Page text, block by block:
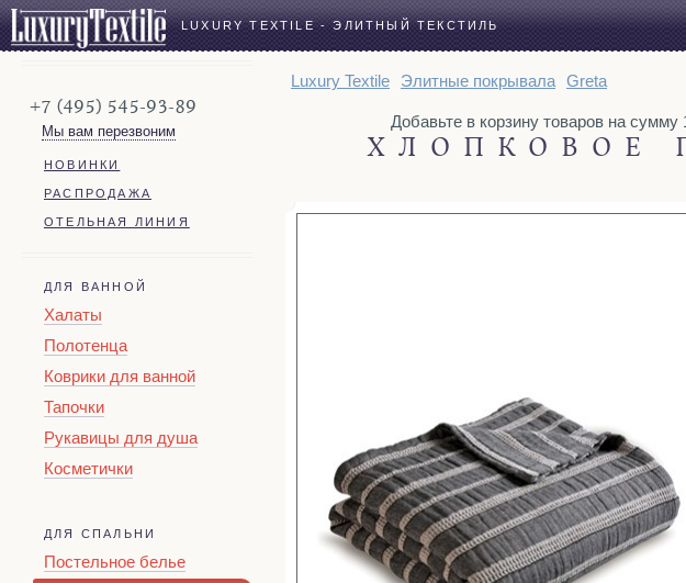
LUXURY TEXTILE - ЭЛИТНЫЙ ТЕКСТИЛЬ
+7 (495) 545-93-89
Мы вам перезвоним
НОВИНКИ
РАСПРОДАЖА
ОТЕЛЬНАЯ ЛИНИЯ
ДЛЯ ВАННОЙ
Халаты
Полотенца
Коврики для ванной
Тапочки
Рукавицы для душа
Косметички
ДЛЯ СПАЛЬНИ
Постельное белье
Luxury Textile Элитные покрывала Greta
Добавьте в корзину товаров на сумму
ХЛОПКОВОЕ